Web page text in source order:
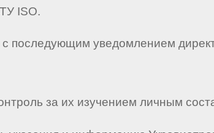
ISO.
последующим уведомлением
за их изучением личным